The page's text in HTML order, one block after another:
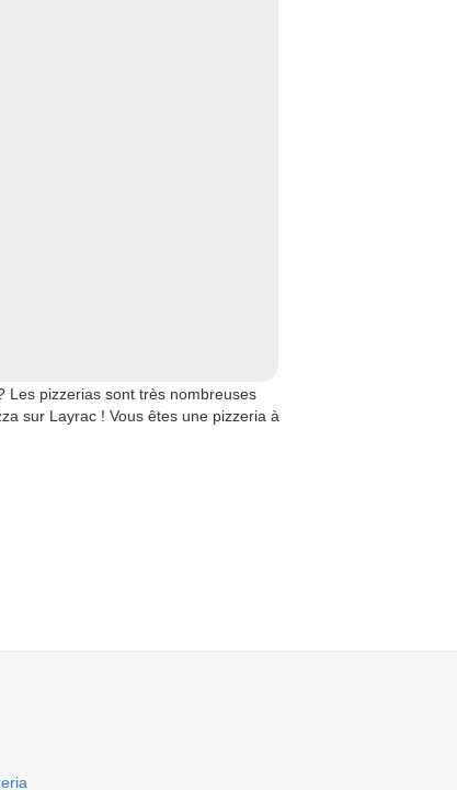
Les pizzerias sont très nombreuses
sur Layrac ! Vous êtes une pizzeria à